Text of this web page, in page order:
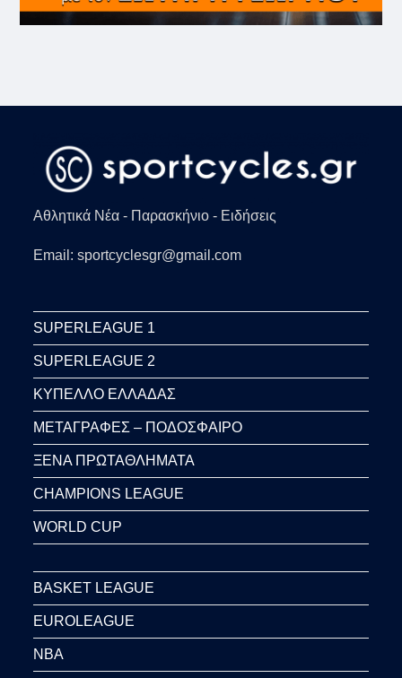
Αθλητικά Νέα - Παρασκήνιο - Ειδήσεις
Email: sportcyclesgr@gmail.com
SUPERLEAGUE 1
SUPERLEAGUE 2
ΚΥΠΕΛΛΟ ΕΛΛΑΔΑΣ
ΜΕΤΑΓΡΑΦΕΣ – ΠΟΔΟΣΦΑΙΡΟ
ΞΕΝΑ ΠΡΩΤΑΘΛΗΜΑΤΑ
CHAMPIONS LEAGUE
WORLD CUP
BASKET LEAGUE
EUROLEAGUE
NBA